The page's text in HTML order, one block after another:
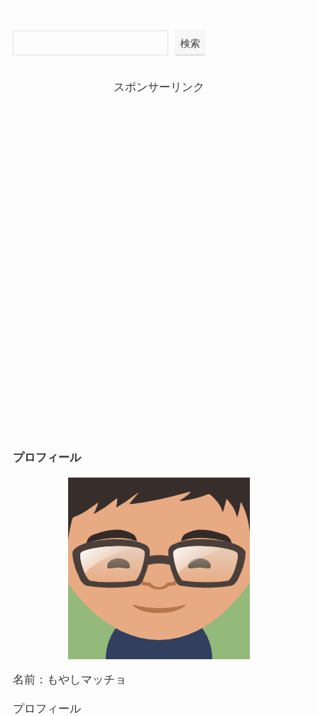
検索
スポンサーリンク
プロフィール
名前：もやしマッチョ
プロフィール